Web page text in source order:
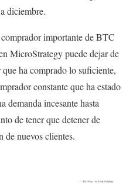
diciembre.
importante de BTC
MicroStrategy puede dejar de
ha comprado lo suficiente,
constante que ha estado
demanda incesante hasta
de tener que detener de
de nuevos clientes.